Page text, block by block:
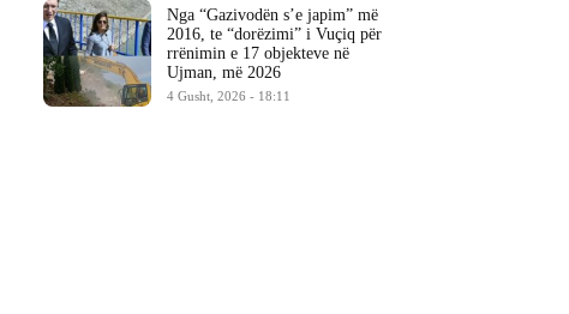
Nga “Gazivodën s’e japim” më
2016, te “dorëzimi” i Vuçiq për
rrënimin e 17 objekteve në
Ujman, më 2026
4 Gusht, 2026 - 18:11